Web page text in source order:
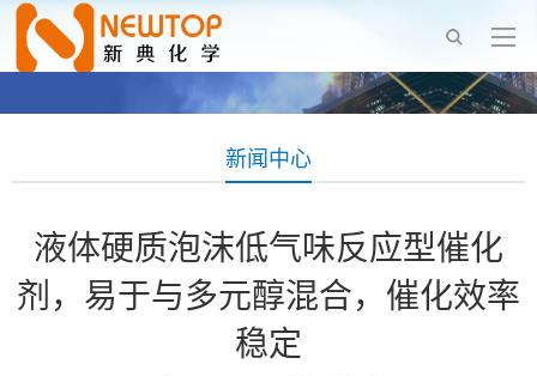
新闻中心
液体硬质泡沫低气味反应型催化
剂，易于与多元醇混合，催化效率
稳定